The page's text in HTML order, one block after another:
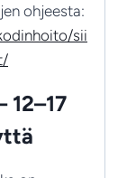
ohjeesta:
sii
12–17